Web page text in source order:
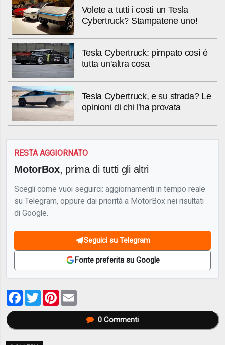
Volete a tutti i costi un Tesla
Cybertruck? Stampatene uno!
Tesla Cybertruck: pimpato così è
tutta un'altra cosa
Tesla Cybertruck, e su strada? Le
opinioni di chi l'ha provata
RESTA AGGIORNATO
MotorBox, prima di tutti gli altri
Scegli come vuoi seguirci: aggiornamenti in tempo reale
su Telegram, oppure dai priorità a MotorBox nei risultati
di Google.
Seguici su Telegram
Fonte preferita su Google
Facebook
TwitterPinterest
0Commenti